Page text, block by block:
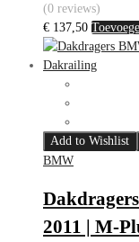
(0 reviews)
€ 137,50
Add to Wishlist
BMW
2011 | M-